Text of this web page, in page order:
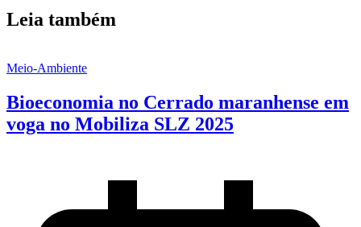
Leia também
Meio-Ambiente
Bioeconomia no Cerrado maranhense em
voga no Mobiliza SLZ 2025